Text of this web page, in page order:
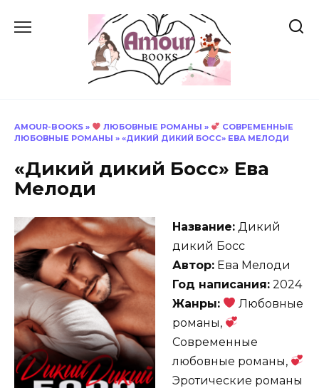
AMOUR-BOOKS » ЛЮБОВНЫЕ РОМАНЫ »
СОВРЕМЕННЫЕ
ЛЮБОВНЫЕ РОМАНЫ » «ДИКИЙ ДИКИЙ БОСС» ЕВА МЕЛОДИ
«Дикий дикий Босс» Ева
Мелоди
Название: Дикий
дикий Босс
Автор: Ева Мелоди
Год написания: 2024
Жанры:
Любовные
романы,
Современные
любовные романы,
Эротические романы